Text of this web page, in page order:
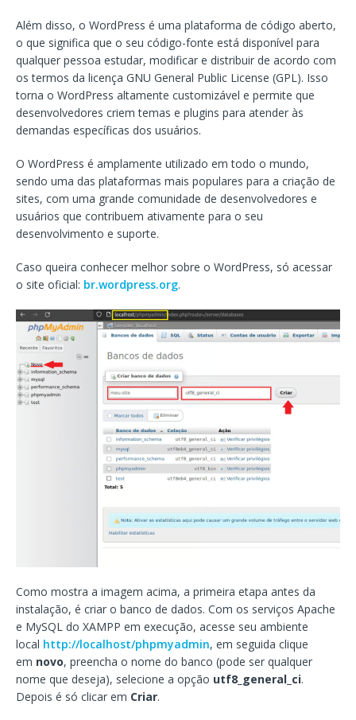
Além disso, o WordPress é uma plataforma de código aberto,
o que significa que o seu código-fonte está disponível para
qualquer pessoa estudar, modificar e distribuir de acordo com
os termos da licença GNU General Public License (GPL). Isso
torna o WordPress altamente customizável e permite que
desenvolvedores criem temas e plugins para atender às
demandas específicas dos usuários.
O WordPress é amplamente utilizado em todo o mundo,
sendo uma das plataformas mais populares para a criação de
sites, com uma grande comunidade de desenvolvedores e
usuários que contribuem ativamente para o seu
desenvolvimento e suporte.
Caso queira conhecer melhor sobre o WordPress, só acessar
o site oficial: br.wordpress.org.
Como mostra a imagem acima, a primeira etapa antes da
instalação, é criar o banco de dados. Com os serviços Apache
e MySQL do XAMPP em execução, acesse seu ambiente
local http://localhost/phpmyadmin, em seguida clique
em novo, preencha o nome do banco (pode ser qualquer
nome que deseja), selecione a opção utf8_general_ci.
Depois é só clicar em Criar.